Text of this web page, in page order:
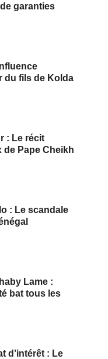
garanties
du fils de Kolda
: Le récit
de Pape Cheikh
: Le scandale
Lame :
bat tous les
d’intérêt : Le